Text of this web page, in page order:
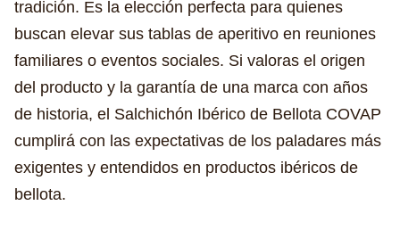
tradición. Es la elección perfecta para quienes
buscan elevar sus tablas de aperitivo en reuniones
familiares o eventos sociales. Si valoras el origen
del producto y la garantía de una marca con años
de historia, el Salchichón Ibérico de Bellota COVAP
cumplirá con las expectativas de los paladares más
exigentes y entendidos en productos ibéricos de
bellota.